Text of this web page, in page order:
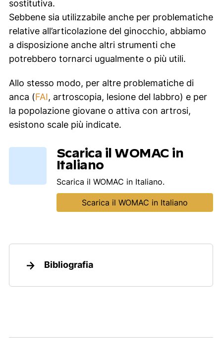
sostitutiva.
Sebbene sia utilizzabile anche per problematiche
relative all’articolazione del ginocchio, abbiamo
a disposizione anche altri strumenti che
potrebbero tornarci ugualmente o più utili.
Allo stesso modo, per altre problematiche di
anca (FAI, artroscopia, lesione del labbro) e per
la popolazione giovane o attiva con artrosi,
esistono scale più indicate.
Scarica il WOMAC in
Italiano
Scarica il WOMAC in Italiano.
Scarica il WOMAC in Italiano
Bibliografia